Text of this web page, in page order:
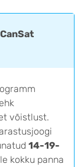
võistlust.
14-19-
kokku panna